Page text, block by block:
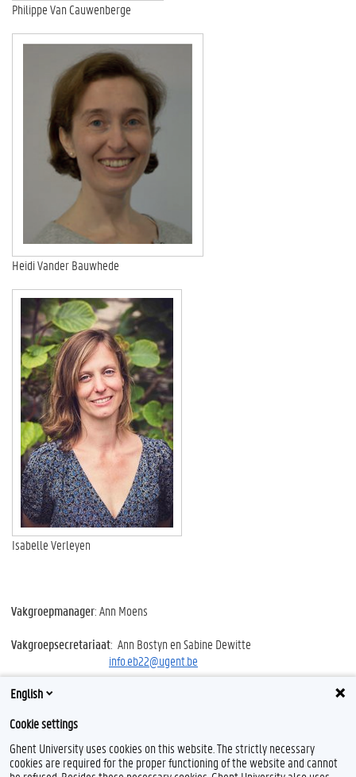
Philippe Van Cauwenberge
Heidi Vander Bauwhede
Isabelle Verleyen
Vakgroepmanager: Ann Moens
Vakgroepsecretariaat: Ann Bostyn en Sabine Dewitte
info.eb22@ugent.be
English
Cookie settings
Ghent University uses cookies on this website. The strictly necessary
cookies are required for the proper functioning of the website and cannot